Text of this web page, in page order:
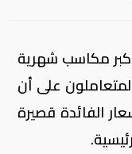
مكاسب شهرية
على أن
الفائدة قصيرة